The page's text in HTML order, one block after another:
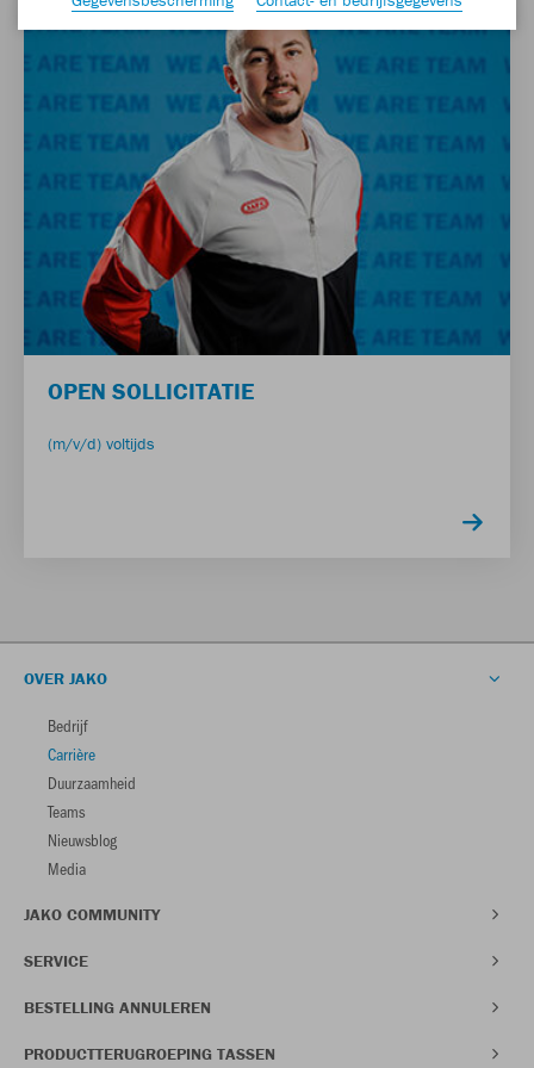
OPEN SOLLICITATIE
(m/v/d) voltijds
OVER JAKO
Bedrijf
Carrière
Duurzaamheid
Teams
Nieuwsblog
Media
JAKO COMMUNITY
SERVICE
BESTELLING ANNULEREN
PRODUCTTERUGROEPING TASSEN